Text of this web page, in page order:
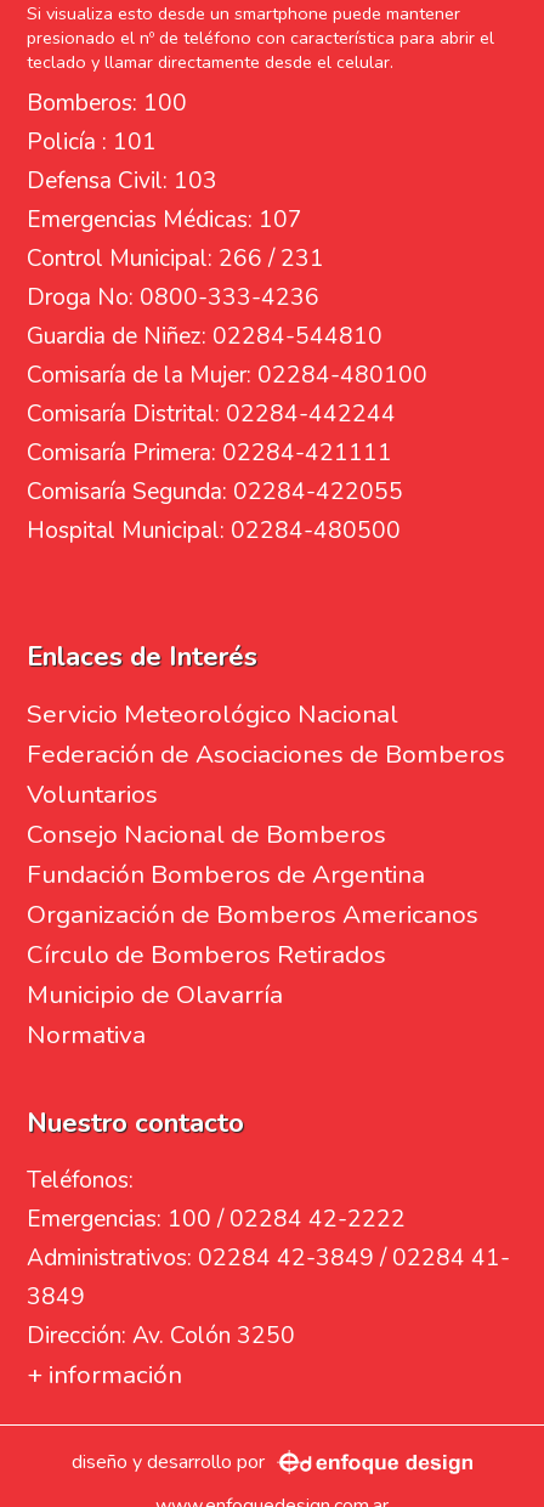
Si visualiza esto desde un smartphone puede mantener
presionado el nº de teléfono con característica para abrir el
teclado y llamar directamente desde el celular.
Bomberos: 100
Policía : 101
Defensa Civil: 103
Emergencias Médicas: 107
Control Municipal: 266 / 231
Droga No: 0800-333-4236
Guardia de Niñez: 02284-544810
Comisaría de la Mujer: 02284-480100
Comisaría Distrital: 02284-442244
Comisaría Primera: 02284-421111
Comisaría Segunda: 02284-422055
Hospital Municipal: 02284-480500
Enlaces de Interés
Servicio Meteorológico Nacional
Federación de Asociaciones de Bomberos
Voluntarios
Consejo Nacional de Bomberos
Fundación Bomberos de Argentina
Organización de Bomberos Americanos
Círculo de Bomberos Retirados
Municipio de Olavarría
Normativa
Nuestro contacto
Teléfonos:
Emergencias: 100 / 02284 42-2222
Administrativos: 02284 42-3849 / 02284 41-
3849
Dirección: Av. Colón 3250
+ información
diseño y desarrollo por